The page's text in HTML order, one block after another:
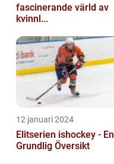
fascinerande värld av
kvinnl...
12 januari 2024
Elitserien ishockey - En
Grundlig Översikt